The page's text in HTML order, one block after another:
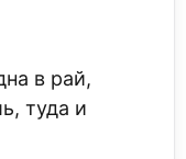
в рай,
туда и